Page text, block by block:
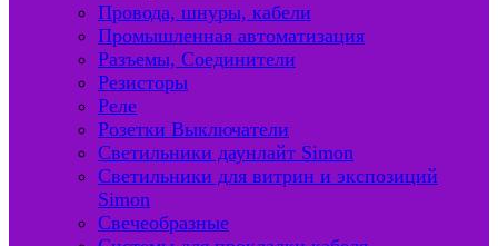
Провода, шнуры, кабели
Промышленная автоматизация
Разъемы, Соединители
Резисторы
Реле
Розетки Выключатели
Светильники даунлайт Simon
Светильники для витрин и экспозиций
Simon
Свечеобразные